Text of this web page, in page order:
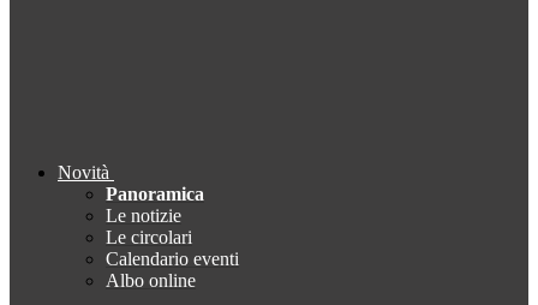
Novità
Panoramica
Le notizie
Le circolari
Calendario eventi
Albo online